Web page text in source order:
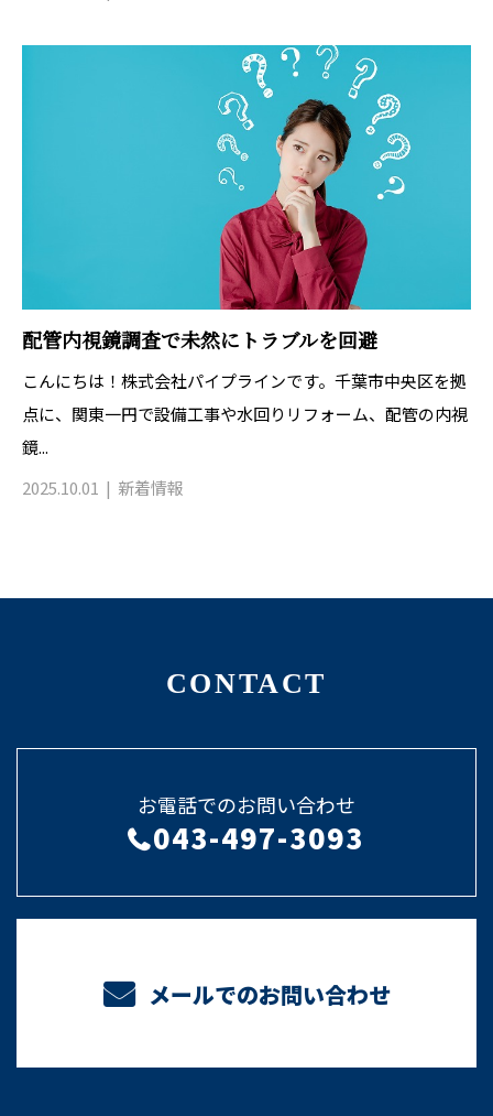
配管内視鏡調査で未然にトラブルを回避
こんにちは！株式会社パイプラインです。千葉市中央区を拠
点に、関東一円で設備工事や水回りリフォーム、配管の内視
鏡...
2025.10.01
新着情報
CONTACT
お電話でのお問い合わせ
043-497-3093
メールでのお問い合わせ